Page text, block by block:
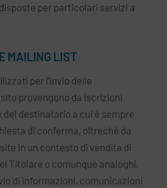
per particolari servizi a
MAILING LIST
per l’invio delle
provengono da iscrizioni
destinatario a cui è sempre
di conferma, oltreché da
in un contesto di vendita di
Titolare o comunque analoghi.
di informazioni, comunicazioni